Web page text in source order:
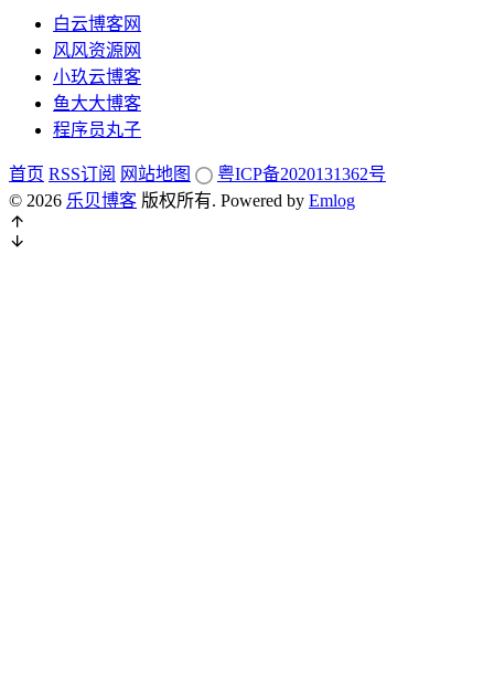
白云博客网
风风资源网
小玖云博客
鱼大大博客
程序员丸子
首页 RSS订阅 网站地图
粤ICP备2020131362号
© 2026 乐贝博客 版权所有. Powered by Emlog